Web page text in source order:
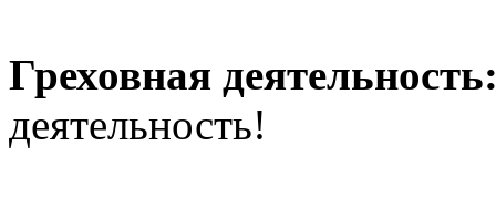
Греховная
деятельность!